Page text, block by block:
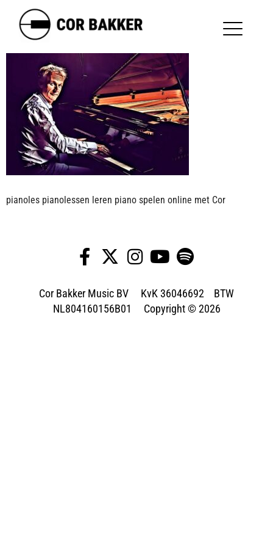
pianoles pianolessen leren piano spelen online met Cor
Cor Bakker Music BV KvK 36046692 BTW
NL804160156B01 Copyright © 2026